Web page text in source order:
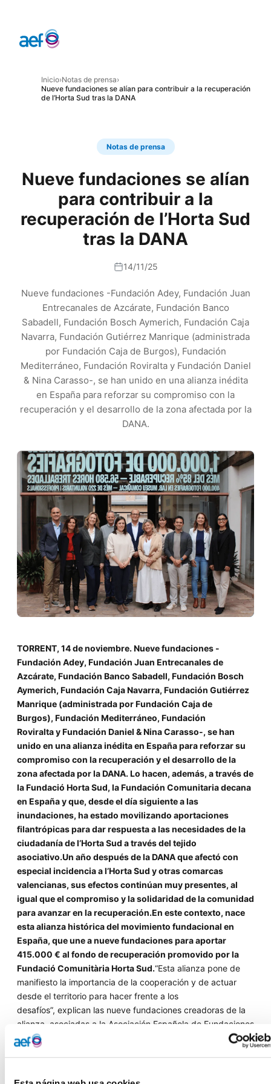
Inicio›Notas de prensa›
Nueve fundaciones se alían para contribuir a la recuperación
de l’Horta Sud tras la DANA
Notas de prensa
Nueve fundaciones se alían
para contribuir a la
recuperación de l’Horta Sud
tras la DANA
14/11/25
Nueve fundaciones -Fundación Adey, Fundación Juan
Entrecanales de Azcárate, Fundación Banco
Sabadell, Fundación Bosch Aymerich, Fundación Caja
Navarra, Fundación Gutiérrez Manrique (administrada
por Fundación Caja de Burgos), Fundación
Mediterráneo, Fundación Roviralta y Fundación Daniel
& Nina Carasso-, se han unido en una alianza inédita
en España para reforzar su compromiso con la
recuperación y el desarrollo de la zona afectada por la
DANA.
TORRENT, 14 de noviembre. Nueve fundaciones -
Fundación Adey, Fundación Juan Entrecanales de
Azcárate, Fundación Banco Sabadell, Fundación Bosch
Aymerich, Fundación Caja Navarra, Fundación Gutiérrez
Manrique (administrada por Fundación Caja de
Burgos), Fundación Mediterráneo, Fundación
Roviralta yFundación Daniel & Nina Carasso-, se han
unido en una alianza inédita en España para reforzar su
compromiso con la recuperación y el desarrollo de la
zona afectada por la DANA. Lo hacen, además, a través de
la Fundació Horta Sud, la Fundación Comunitaria decana
en España y que, desde el día siguiente a las
inundaciones, ha estado movilizando aportaciones
filantrópicas para dar respuesta a las necesidades de la
ciudadanía de l’Horta Sud a través del tejido
asociativo.Un año después de la DANA que afectó con
especial incidencia a l’Horta Sud y otras comarcas
valencianas, sus efectos continúan muy presentes, al
igual que el compromiso y la solidaridad de la comunidad
para avanzar en la recuperación.En este contexto, nace
esta alianza histórica del movimiento fundacional en
España, que une anueve fundaciones para aportar
415.000 € al fondo de recuperación promovido por la
Fundació Comunitària Horta Sud.“Esta alianza pone de
manifiesto la importancia de la cooperación y de actuar
desde el territorio para hacer frente a los
desafíos”, explican las nueve fundaciones creadoras de la
alianza, asociadas a la Asociación Española de Fundaciones
(AEF).Una relación que, subraya
Rosa Gallego, directora de
Relaciones Internacionales y Fundaciones Comunitarias de
valor de la confianza, en este caso, en la Fundació